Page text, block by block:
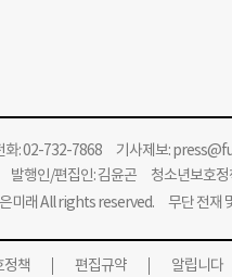
화: 02-732-7868 기사제보:
행인/편집인: 김윤곤 청소년보호정
미래 All rights reserved. 무단 전재
정책 편집규약 알립니다